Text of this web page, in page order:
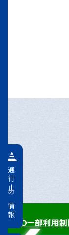
通行止め情報